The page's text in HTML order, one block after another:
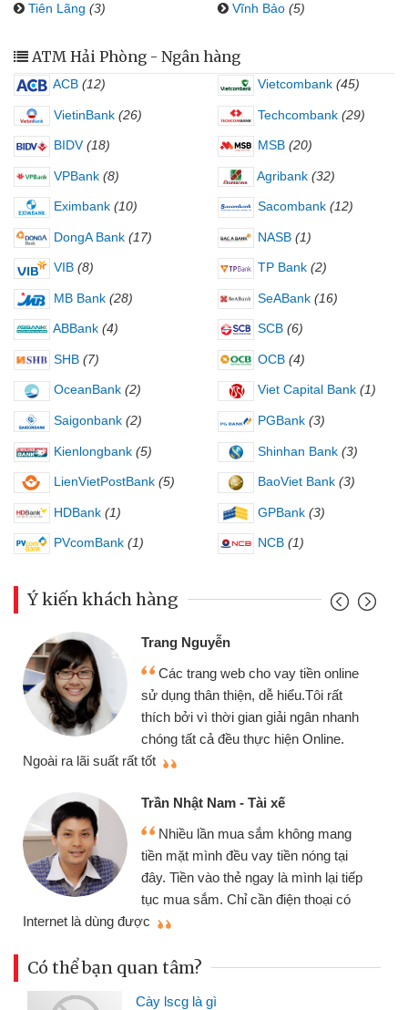
Tiên Lãng (3) Vĩnh Bảo (5)
ATM Hải Phòng - Ngân hàng
ACB (12) Vietcombank (45)
VietinBank (26) Techcombank (29)
BIDV (18) MSB (20)
VPBank (8) Agribank (32)
Eximbank (10) Sacombank (12)
DongA Bank (17) NASB (1)
VIB (8) TP Bank (2)
MB Bank (28) SeABank (16)
ABBank (4) SCB (6)
SHB (7) OCB (4)
OceanBank (2) Viet Capital Bank (1)
Saigonbank (2) PGBank (3)
Kienlongbank (5) Shinhan Bank (3)
LienVietPostBank (5) BaoViet Bank (3)
HDBank (1) GPBank (3)
PVcomBank (1) NCB (1)
Ý kiến khách hàng
Trang Nguyễn
Các trang web cho vay tiền online
sử dụng thân thiện, dễ hiểu.Tôi rất
thích bởi vì thời gian giải ngân nhanh
chóng tất cả đều thực hiện Online.
Ngoài ra lãi suất rất tốt
Trần Nhật Nam - Tài xế
Nhiều lần mua sắm không mang
tiền mặt mình đều vay tiền nóng tại
đây. Tiền vào thẻ ngay là mình lại tiếp
tục mua sắm. Chỉ cần điện thoại có
Internet là dùng được
Có thể bạn quan tâm?
Cày lscg là gì